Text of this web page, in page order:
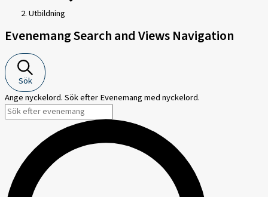
Utbildning
Evenemang
Evenemang Search and Views Navigation
Sök
Ange nyckelord. Sök efter Evenemang med nyckelord.